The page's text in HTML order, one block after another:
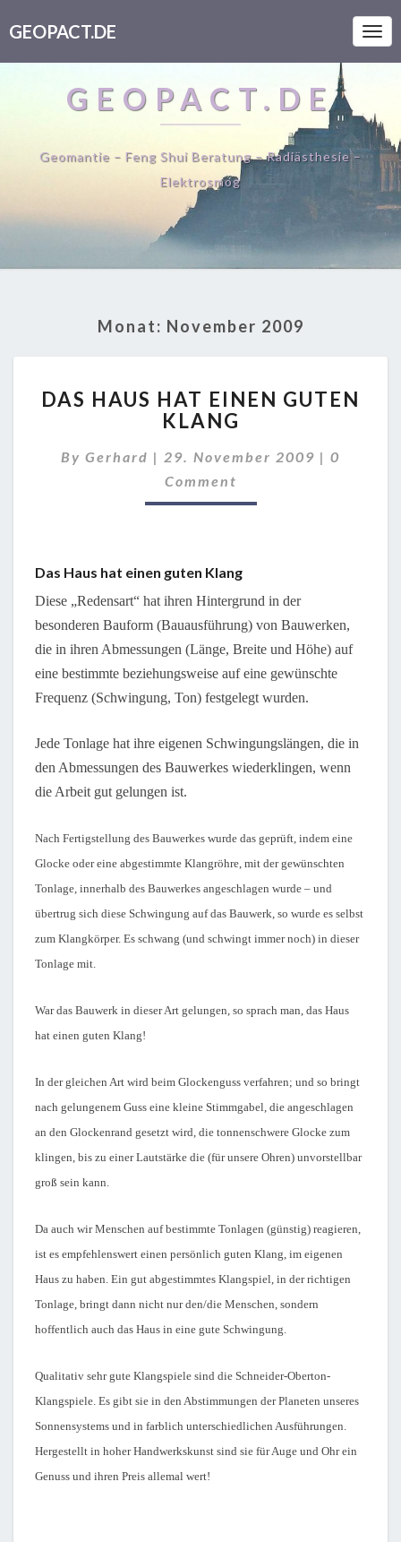
GEOPACT.DE
GEOPACT.DE
Geomantie – Feng Shui Beratung – Radiästhesie –
Elektrosmog
Monat: November 2009
HAUS
HAT
GUTEN
KLANG
DAS HAUS HAT EINEN GUTEN
KLANG
By Gerhard | 29. November 2009 | 0
Comment
Das Haus hat einen guten Klang
Diese „Redensart“ hat ihren Hintergrund in der
besonderen Bauform (Bauausführung) von Bauwerken,
die in ihren Abmessungen (Länge, Breite und Höhe) auf
eine bestimmte beziehungsweise auf eine gewünschte
Frequenz (Schwingung, Ton) festgelegt wurden.
Jede Tonlage hat ihre eigenen Schwingungslängen, die in
den Abmessungen des Bauwerkes wiederklingen, wenn
die Arbeit gut gelungen ist.
Nach Fertigstellung des Bauwerkes wurde das geprüft, indem eine
Glocke oder eine abgestimmte Klangröhre, mit der gewünschten
Tonlage, innerhalb des Bauwerkes angeschlagen wurde – und
übertrug sich diese Schwingung auf das Bauwerk, so wurde es selbst
zum Klangkörper. Es schwang (und schwingt immer noch) in dieser
Tonlage mit.
War das Bauwerk in dieser Art gelungen, so sprach man, das Haus
hat einen guten Klang!
In der gleichen Art wird beim Glockenguss verfahren; und so bringt
nach gelungenem Guss eine kleine Stimmgabel, die angeschlagen
an den Glockenrand gesetzt wird, die tonnenschwere Glocke zum
klingen, bis zu einer Lautstärke die (für unsere Ohren) unvorstellbar
groß sein kann.
Da auch wir Menschen auf bestimmte Tonlagen (günstig) reagieren,
ist es empfehlenswert einen persönlich guten Klang, im eigenen
Haus zu haben. Ein gut abgestimmtes Klangspiel, in der richtigen
Tonlage, bringt dann nicht nur den/die Menschen, sondern
hoffentlich auch das Haus in eine gute Schwingung.
Qualitativ sehr gute Klangspiele sind die Schneider-Oberton-
Klangspiele. Es gibt sie in den Abstimmungen der Planeten unseres
Sonnensystems und in farblich unterschiedlichen Ausführungen.
Hergestellt in hoher Handwerkskunst sind sie für Auge und Ohr ein
Genuss und ihren Preis allemal wert!